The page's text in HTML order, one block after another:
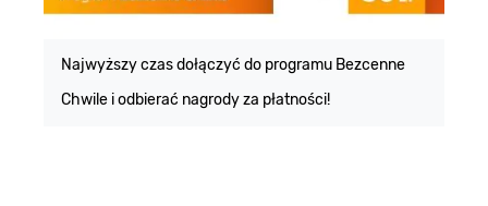
Najwyższy czas dołączyć do programu Bezcenne
Chwile i odbierać nagrody za płatności!